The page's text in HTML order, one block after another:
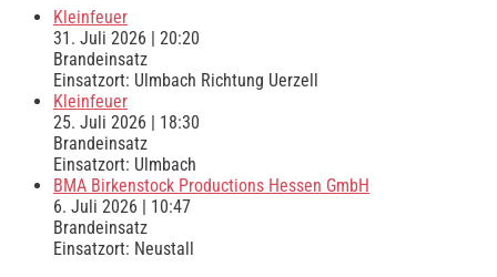
Kleinfeuer
31. Juli 2026
20:20
Brandeinsatz
Einsatzort: Ulmbach Richtung Uerzell
Kleinfeuer
25. Juli 2026
18:30
Brandeinsatz
Einsatzort: Ulmbach
BMA Birkenstock Productions Hessen GmbH
6. Juli 2026
10:47
Brandeinsatz
Einsatzort: Neustall